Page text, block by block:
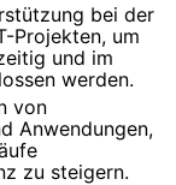
bei der
Projekten, um
und im
werden.
von
Anwendungen,
zu steigern.